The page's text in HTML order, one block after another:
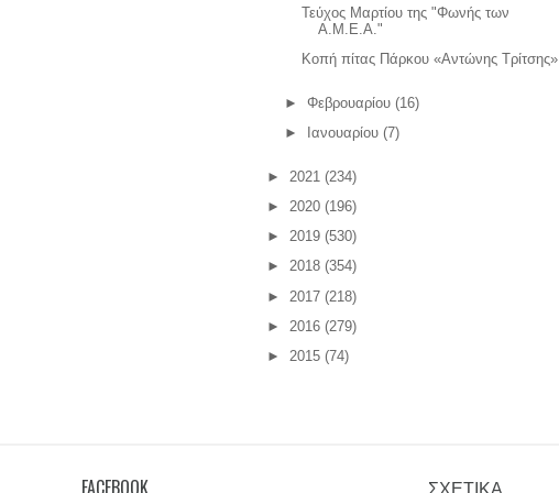
Τεύχος Μαρτίου της "Φωνής των
Α.Μ.Ε.Α."
Κοπή πίτας Πάρκου «Αντώνης Τρίτσης»
► Φεβρουαρίου (16)
►
Ιανουαρίου (7)
► 2021 (234)
► 2020 (196)
► 2019 (530)
► 2018 (354)
► 2017 (218)
► 2016 (279)
► 2015 (74)
FACEBOOK ΣΧΕΤΙΚΑ